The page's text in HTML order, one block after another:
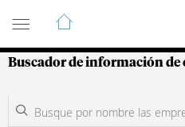
Guía de Empresas
Buscador de información de